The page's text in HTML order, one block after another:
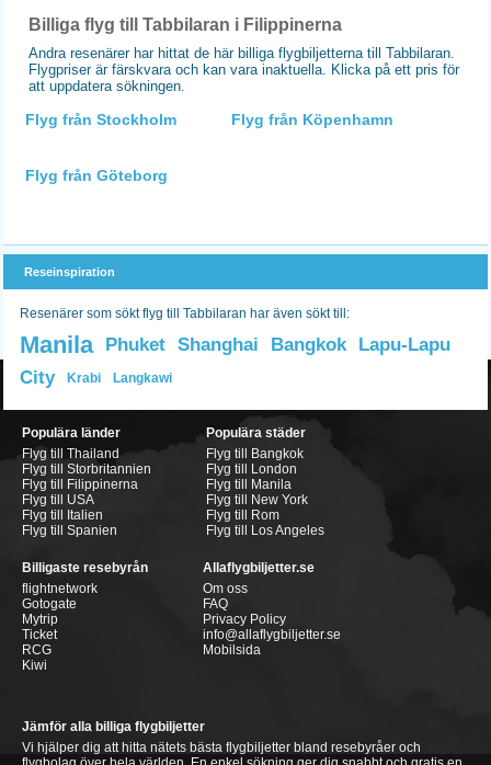
Billiga flyg till Tabbilaran i Filippinerna
Andra resenärer har hittat de här billiga flygbiljetterna till Tabbilaran.
Flygpriser är färskvara och kan vara inaktuella. Klicka på ett pris för
att uppdatera sökningen.
Flyg från Stockholm Flyg från Köpenhamn
Flyg från Göteborg
Reseinspiration
Resenärer som sökt flyg till Tabbilaran har även sökt till:
Manila Phuket Shanghai Bangkok
Lapu-Lapu
City
Krabi Langkawi
Populära länder
Flyg till Thailand
Flyg till Storbritannien
Flyg till Filippinerna
Flyg till USA
Flyg till Italien
Flyg till Spanien
Populära städer
Flyg till Bangkok
Flyg till London
Flyg till Manila
Flyg till New York
Flyg till Rom
Flyg till Los Angeles
Billigaste resebyrån
flightnetwork
Gotogate
Mytrip
Ticket
RCG
Kiwi
Allaflygbiljetter.se
Om oss
FAQ
Privacy Policy
info@allaflygbiljetter.se
Mobilsida
Jämför alla billiga flygbiljetter
Vi hjälper dig att hitta nätets bästa flygbiljetter bland resebyråer och